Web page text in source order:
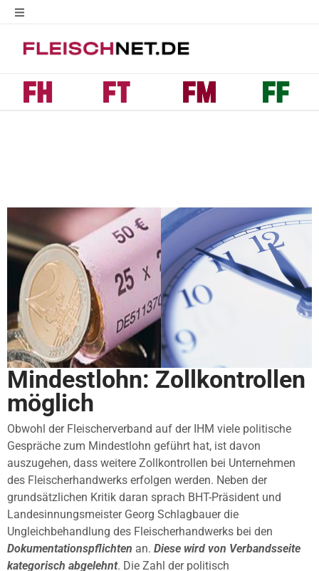
Mindestlohn: Zollkontrollen
möglich
Obwohl der Fleischerverband auf der IHM viele politische
Gespräche zum Mindestlohn geführt hat, ist davon
auszugehen, dass weitere Zollkontrollen bei Unternehmen
des Fleischerhandwerks erfolgen werden. Neben der
grundsätzlichen Kritik daran sprach BHT-Präsident und
Landesinnungsmeister Georg Schlagbauer die
Ungleichbehandlung des Fleischerhandwerks bei den
Dokumentationspflichten an. Diese wird von Verbandsseite
kategorisch abgelehnt. Die Zahl der politisch